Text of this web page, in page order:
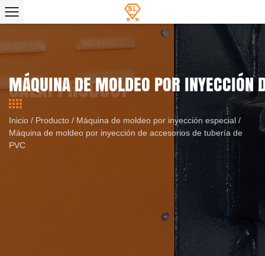
MÁQUINA DE MOLDEO POR INYECCIÓN
Inicio / Producto / Máquina de moldeo por inyección especial /
Máquina de moldeo por inyección de accesorios de tubería de
PVC